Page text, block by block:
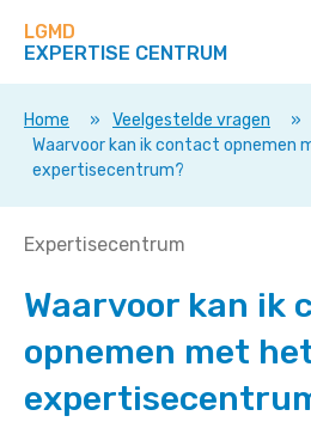
direct
op
deze
LGMD
EXPERTISE CENTRUM
Home » Veelgestelde vragen
»
Waarvoor kan ik contact opnemen
expertisecentrum?
Waarvoor
ik
opnemen
met
het
Expertisecentrum
Waarvoor kan ik
opnemen met